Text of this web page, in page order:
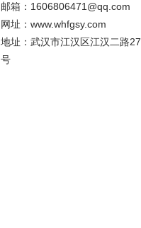
邮箱：1606806471@qq.com
网址：www.whfgsy.com
地址：武汉市江汉区江汉二路27
号